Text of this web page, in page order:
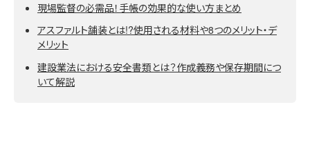
現場監督の必需品！手帳の効果的な使い方まとめ
アスファルト舗装とは!?使用される材料や8つのメリット・デ
メリット
建設業法における安全書類とは？作成義務や保存期間につ
いて解説